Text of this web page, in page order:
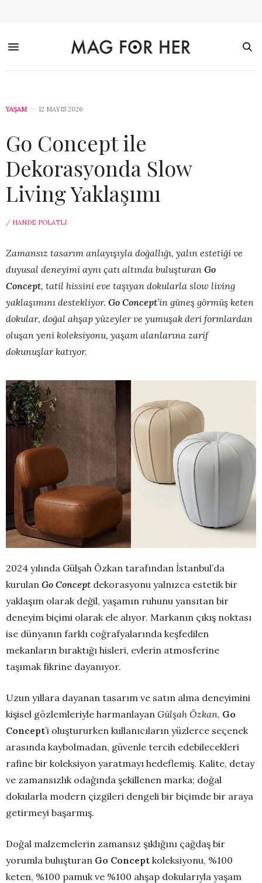
YAŞAM 12 MAYIS 2026
Go Concept ile
Dekorasyonda Slow
Living Yaklaşımı
/ HANDE POLATLI
Zamansız tasarım anlayışıyla doğallığı, yalın estetiği ve
duyusal deneyimi aynı çatı altında buluşturan Go
Concept, tatil hissini eve taşıyan dokularla slow living
yaklaşımını destekliyor. Go Concept’in güneş görmüş keten
dokular, doğal ahşap yüzeyler ve yumuşak deri formlardan
oluşan yeni koleksiyonu, yaşam alanlarına zarif
dokunuşlar katıyor.
2024 yılında Gülşah Özkan tarafından İstanbul’da
kurulan Go Concept dekorasyonu yalnızca estetik bir
yaklaşım olarak değil, yaşamın ruhunu yansıtan bir
deneyim biçimi olarak ele alıyor. Markanın çıkış noktası
ise dünyanın farklı coğrafyalarında keşfedilen
mekanların bıraktığı hisleri, evlerin atmosferine
taşımak fikrine dayanıyor.
Uzun yıllara dayanan tasarım ve satın alma deneyimini
kişisel gözlemleriyle harmanlayan Gülşah Özkan, Go
Concept’i oluştururken kullanıcıların yüzlerce seçenek
arasında kaybolmadan, güvenle tercih edebilecekleri
rafine bir koleksiyon yaratmayı hedeflemiş. Kalite, detay
ve zamansızlık odağında şekillenen marka; doğal
dokularla modern çizgileri dengeli bir biçimde bir araya
getirmeyi başarmış.
Doğal malzemelerin zamansız şıklığını çağdaş bir
yorumla buluşturan Go Concept koleksiyonu, %100
keten, %100 pamuk ve %100 ahşap dokularıyla yaşam